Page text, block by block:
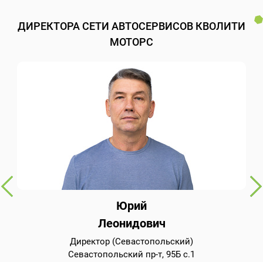
ДИРЕКТОРА СЕТИ АВТОСЕРВИСОВ КВОЛИТИ
МОТОРС
Юрий
Леонидович
Директор (Севастопольский)
Севастопольский пр-т, 95Б с.1